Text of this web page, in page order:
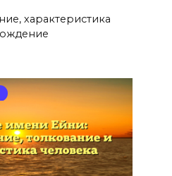
характеристика